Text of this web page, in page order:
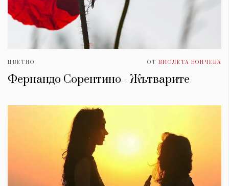
ЦВЕТНО ОТ ВИОЛЕТА БОНЧЕВА
Фернандо Сорентино - Жътварите